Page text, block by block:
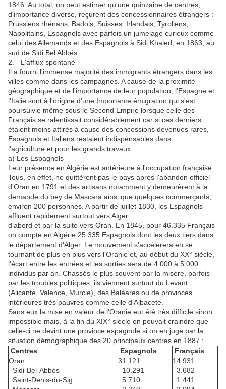
1846. Au total, on peut estimer qu'une quinzaine de centres,
d'importance diverse, reçurent des concessionnaires étrangers :
Prussiens rhénans, Badois, Suisses. Irlandais, Tyroliens,
Napolitains, Espagnols avec parfois un jumelage curieux comme
celui des Allemands et des Espagnols à Sidi Khaled, en 1863, au
sud de Sidi Bel Abbés.
2. - L'afflux spontané
Il a fourni l'immense majorité des immigrants étrangers dans les
villes comme dans les campagnes. A cause de la proximité
géographique et de l'importance de leur population, l'Espagne et
l'Italie sont à l'origine d'une Importante émigration qui s'est
poursuivie même sous le Second Empire lorsque celle des
Français se ralentissait considérablement car si ces derniers
étaient moins attirés à cause des concessions devenues rares,
Espagnols et Italiens restaient indispensables dans
l'agriculture et pour les grands travaux.
a) Les Espagnols
Leur présence en Algérie est antérieure à l'occupation française.
Tous, en effet, ne quittèrent pas le pays après l'abandon officiel
d'Oran en 1791 et des artisans notamment y demeurèrent à la
demande du bey de Mascara ainsi que quelques commerçants,
environ 200 personnes. A partir de juillet 1830, les Espagnols
affluent rapidement surtout vers Alger
d'abord et par la suite vers Oran. En 1845, pour 46.335 Français
on compte en Algérie 25.335 Espagnols dont les deux tiers dans
le département d'Alger. Le mouvement s'accélèrera en se
tournant de plus en plus vers l'Oranie et, au début du XX° siècle,
l'écart entre les entrées et les sorties sera de 4.000 à 5.000
individus par an. Chassés le plus souvent par la misère, parfois
par les troubles politiques, ils viennent surtout du Levant
(Alicante, Valence, Murcie), des Baléares ou de provinces
intérieures très pauvres comme celle d'Albacete.
Sans eux la mise en valeur de l'Oranie eut été très difficile sinon
impossible mais, à la fin du XIX° siècle on pouvait craindre que
celle-ci ne devint une province espagnole si on en juge par la
situation démographique des 20 principaux centres en 1887 :
Centres
Espagnols
Français
Oran
Sidi-Bel-Abbès
Saint-Denis-du-Sig
31.121
10.291
5.710
14.931
3.682
1.441